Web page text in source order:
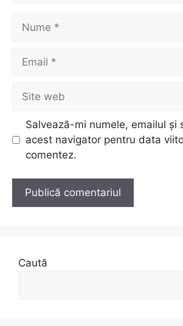
Nume
Email
Site
web
Salvează-mi numele, emailul și
acest navigator pentru data
comentez.
Caută